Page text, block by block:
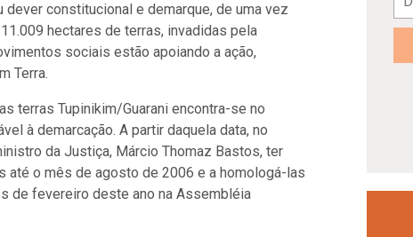
constitucional e demarque, de uma vez
hectares de terras, invadidas pela
sociais estão apoiando a ação,
Terra.
terras Tupinikim/Guarani encontra-se no
à demarcação. A partir daquela data, no
da Justiça, Márcio Thomaz Bastos, ter
o mês de agosto de 2006 e a homologá-las
de fevereiro deste ano na Assembléia